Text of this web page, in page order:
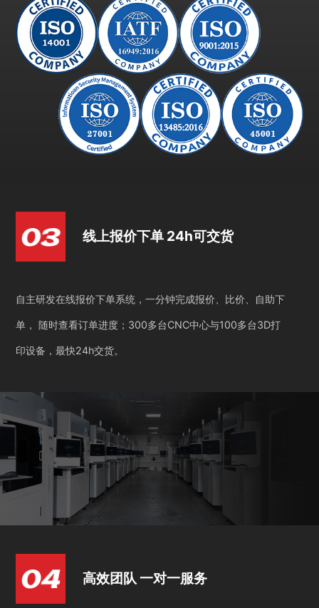
线上报价下单 24h可交货
自主研发在线报价下单系统，一分钟完成报价、比价、自助下
单， 随时查看订单进度；300多台CNC中心与100多台3D打
印设备，最快24h交货。
高效团队 一对一服务